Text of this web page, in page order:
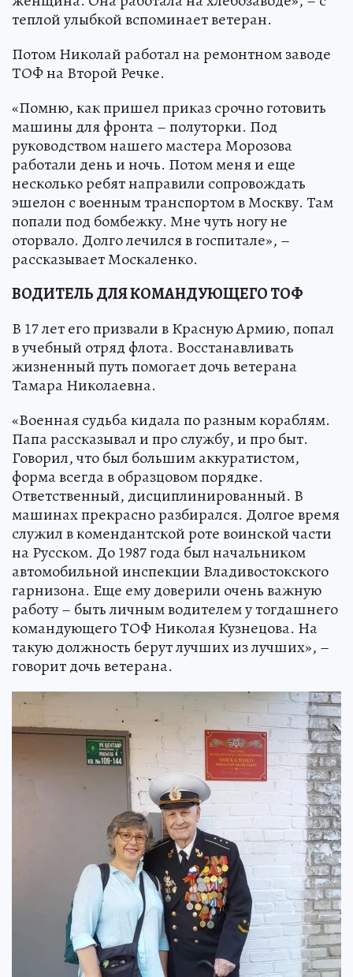
теплой улыбкой вспоминает ветеран.
Потом Николай работал на ремонтном заводе
ТОФ на Второй Речке.
«Помню, как пришел приказ срочно готовить
машины для фронта – полуторки. Под
руководством нашего мастера Морозова
работали день и ночь. Потом меня и еще
несколько ребят направили сопровождать
эшелон с военным транспортом в Москву. Там
попали под бомбежку. Мне чуть ногу не
оторвало. Долго лечился в госпитале», –
рассказывает Москаленко.
ВОДИТЕЛЬ ДЛЯ КОМАНДУЮЩЕГО ТОФ
В 17 лет его призвали в Красную Армию, попал
в учебный отряд флота. Восстанавливать
жизненный путь помогает дочь ветерана
Тамара Николаевна.
«Военная судьба кидала по разным кораблям.
Папа рассказывал и про службу, и про быт.
Говорил, что был большим аккуратистом,
форма всегда в образцовом порядке.
Ответственный, дисциплинированный. В
машинах прекрасно разбирался. Долгое время
служил в комендантской роте воинской части
на Русском. До 1987 года был начальником
автомобильной инспекции Владивостокского
гарнизона. Еще ему доверили очень важную
работу – быть личным водителем у тогдашнего
командующего ТОФ Николая Кузнецова. На
такую должность берут лучших из лучших», –
говорит дочь ветерана.